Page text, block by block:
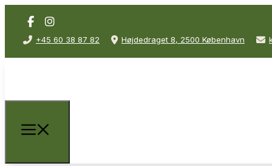
+45 60 38 87 82 Højdedraget 8, 2500 København